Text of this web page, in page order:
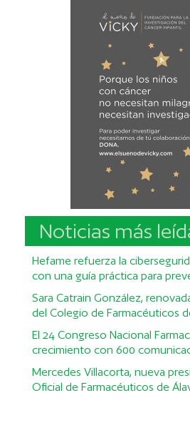
Noticias más
Hefame refuerza la
con una guía práctica para
Sara Catrain González,
del Colegio de Farmacéuticos
El 24 Congreso Nacional
crecimiento con 600
Mercedes Villacorta, nueva
Oficial de Farmacéuticos de